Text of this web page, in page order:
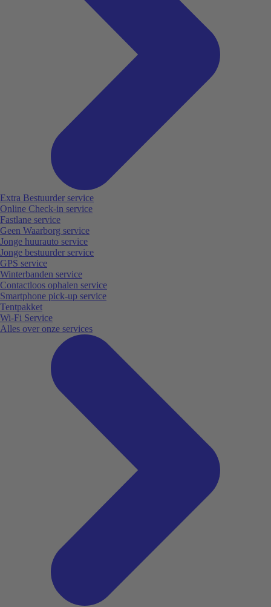
Extra Bestuurder service
Online Check-in service
Fastlane service
Geen Waarborg service
Jonge huurauto service
Jonge bestuurder service
GPS service
Winterbanden service
Contactloos ophalen service
Smartphone pick-up service
Tentpakket
Wi-Fi Service
Alles over onze services